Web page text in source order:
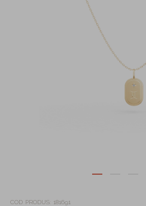
COD PRODUS 181691